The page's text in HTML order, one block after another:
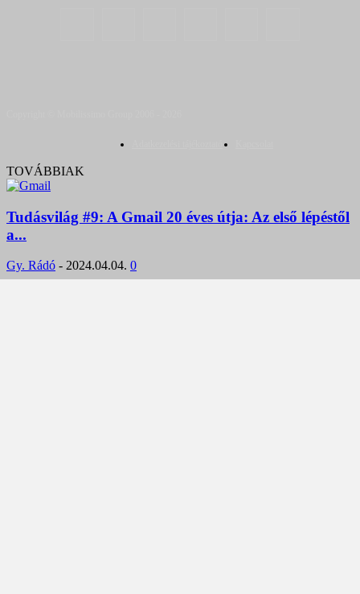
TOVÁBBIAK
Tudásvilág #9: A Gmail 20 éves útja: Az első lépéstől
a...
Gy. Rádó - 2024.04.04. 0